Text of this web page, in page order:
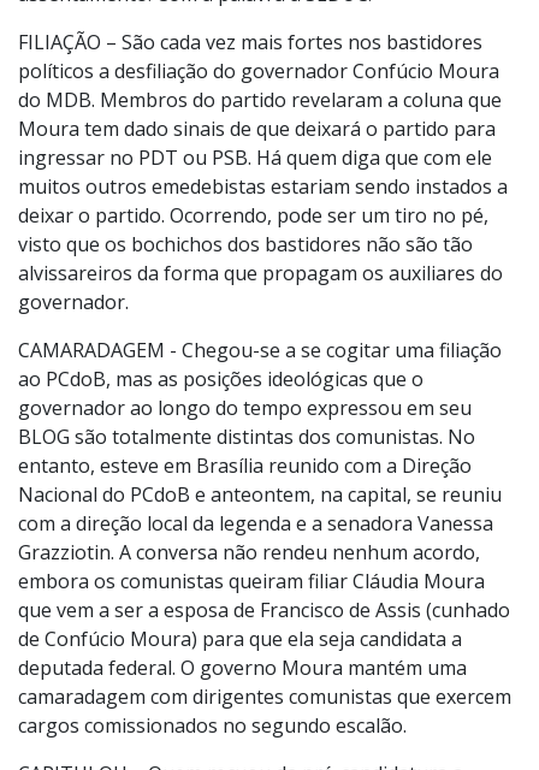
FILIAÇÃO – São cada vez mais fortes nos bastidores
políticos a desfiliação do governador Confúcio Moura
do MDB. Membros do partido revelaram a coluna que
Moura tem dado sinais de que deixará o partido para
ingressar no PDT ou PSB. Há quem diga que com ele
muitos outros emedebistas estariam sendo instados a
deixar o partido. Ocorrendo, pode ser um tiro no pé,
visto que os bochichos dos bastidores não são tão
alvissareiros da forma que propagam os auxiliares do
governador.
CAMARADAGEM - Chegou-se a se cogitar uma filiação
ao PCdoB, mas as posições ideológicas que o
governador ao longo do tempo expressou em seu
BLOG são totalmente distintas dos comunistas. No
entanto, esteve em Brasília reunido com a Direção
Nacional do PCdoB e anteontem, na capital, se reuniu
com a direção local da legenda e a senadora Vanessa
Grazziotin. A conversa não rendeu nenhum acordo,
embora os comunistas queiram filiar Cláudia Moura
que vem a ser a esposa de Francisco de Assis (cunhado
de Confúcio Moura) para que ela seja candidata a
deputada federal. O governo Moura mantém uma
camaradagem com dirigentes comunistas que exercem
cargos comissionados no segundo escalão.